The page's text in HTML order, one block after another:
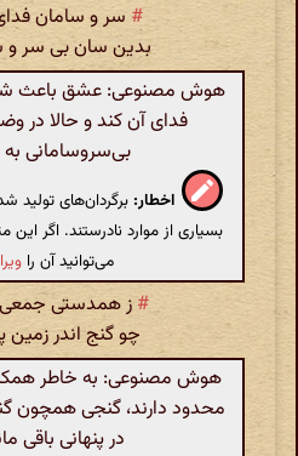
# سر و سامان
بدین سان بی سر و
هوش مصنوعی: عشق باعث
فدای آن کند و حالا در
بی‌سروسامانی
اخطار: برگردان‌های
بسیاری از موارد نادرستند. اگر
می‌توانید آن را
#ز همدستی
چو گنج اندر زمین
هوش مصنوعی: به خاطر
محدود دارند، گنجی همچون
در پنهانی باقی